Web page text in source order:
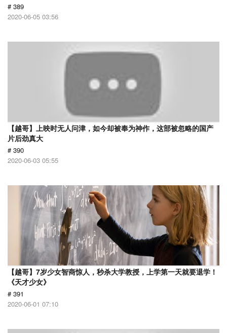
# 389
2020-06-05 03:56
【越哥】上映时无人问津，如今却被奉为神作，这部被忽略的国产
片后劲真大
# 390
2020-06-03 05:55
【越哥】7岁少女智商惊人，秒杀大学教授，上学第一天就要退学！
《天才少女》
# 391
2020-06-01 07:10